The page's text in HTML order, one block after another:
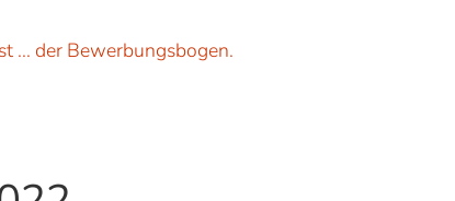
... der Bewerbungsbogen.